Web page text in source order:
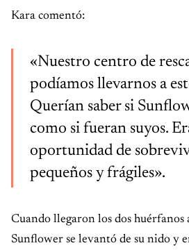
Kara comentó:
«Nuestro centro de
podíamos llevarnos a
Querían saber si
como si fueran suyos.
oportunidad de
pequeños y frágiles».
Cuando llegaron los dos huérfanos
Sunflower se levantó de su nido y